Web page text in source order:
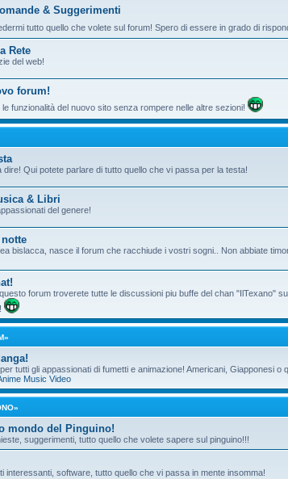
& Suggerimenti
tutto quello che volete sul forum! Spero di essere in grado di
Rete
del web!
forum!
le funzionalità del nuovo sito senza rompere nelle altre sezioni!
dire! Qui potete parlare di tutto quello che vi passa per la testa!
& Libri
del genere!
bislacca, nasce il forum che racchiude i vostri sogni.. Non abbiate
forum troverete tutte le discussioni piu buffe del chan "IlTexano"
tutti gli appassionati di fumetti e animazione! Americani, Giapponesi o
Music Video
mondo del Pinguino!
suggerimenti, tutto quello che volete sapere sul pinguino!!!
interessanti, software, tutto quello che vi passa in mente insomma!